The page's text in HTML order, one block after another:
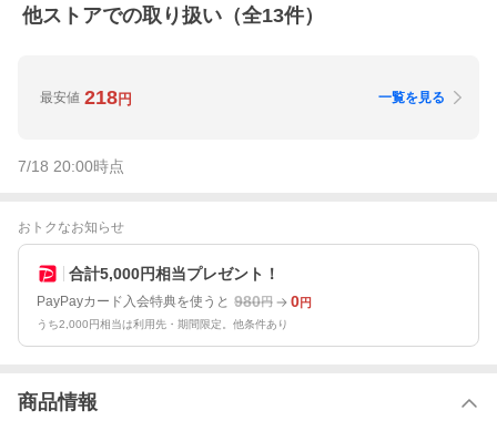
他ストアでの取り扱い（全13件）
最安値 218円 一覧を見る
7/18 20:00時点
おトクなお知らせ
合計5,000円相当プレゼント！
PayPayカード入会特典を使うと 980円 0円
うち2,000円相当は利用先・期間限定。他条件あり
商品情報